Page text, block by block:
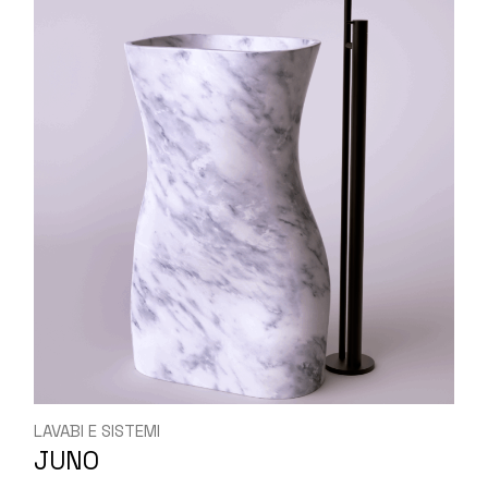
LAVABI E SISTEMI
JUNO